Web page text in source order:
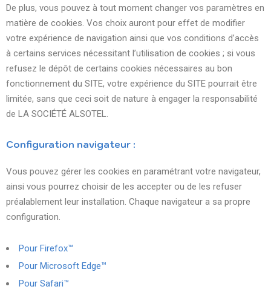
De plus, vous pouvez à tout moment changer vos paramètres en
matière de cookies. Vos choix auront pour effet de modifier
votre expérience de navigation ainsi que vos conditions d’accès
à certains services nécessitant l’utilisation de cookies ; si vous
refusez le dépôt de certains cookies nécessaires au bon
fonctionnement du SITE, votre expérience du SITE pourrait être
limitée, sans que ceci soit de nature à engager la responsabilité
de LA SOCIÉTÉ ALSOTEL.
Configuration navigateur :
Vous pouvez gérer les cookies en paramétrant votre navigateur,
ainsi vous pourrez choisir de les accepter ou de les refuser
préalablement leur installation. Chaque navigateur a sa propre
configuration.
Pour Firefox™
Pour Microsoft Edge™
Pour Safari™